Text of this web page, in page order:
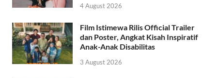
4 August 2026
Film Istimewa Rilis Official Trailer
dan Poster, Angkat Kisah Inspiratif
Anak-Anak Disabilitas
3 August 2026